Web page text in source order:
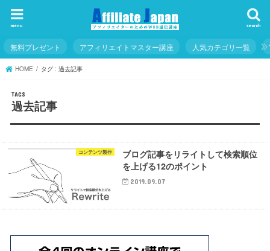
search
menu
無料プレゼント アフィリエイトマスター講座 人気カテゴリ一覧
HOME タグ : 過去記事
過去記事
コンテンツ製作
ブログ記事をリライトして検索順位
を上げる12のポイント
2019.09.07